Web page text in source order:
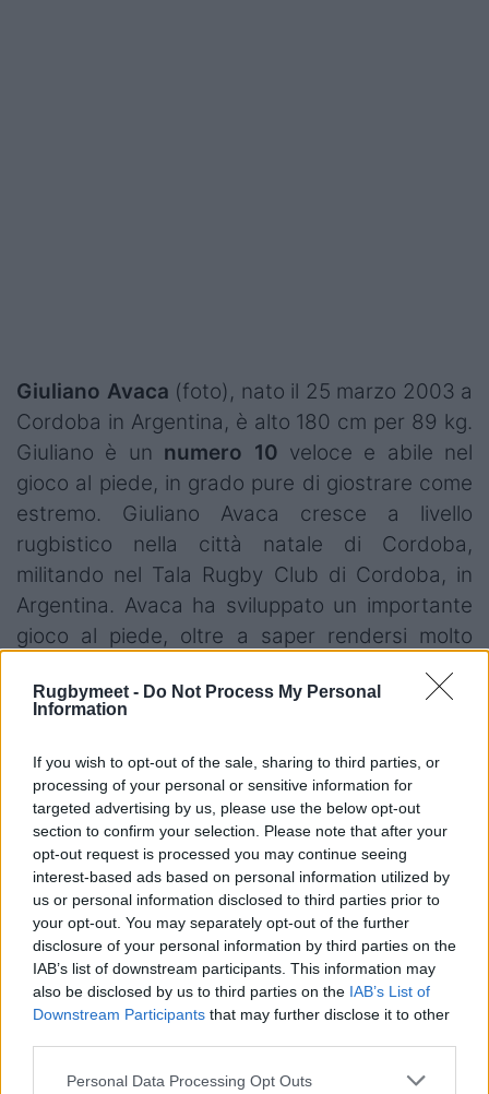
Rugbymeet - Do Not Process My Personal
Information
If you wish to opt-out of the sale, sharing to third parties, or
processing of your personal or sensitive information for
targeted advertising by us, please use the below opt-out
section to confirm your selection. Please note that after your
opt-out request is processed you may continue seeing
interest-based ads based on personal information utilized by
us or personal information disclosed to third parties prior to
your opt-out. You may separately opt-out of the further
disclosure of your personal information by third parties on the
IAB’s list of downstream participants. This information may
also be disclosed by us to third parties on the IAB’s List of
Downstream Participants that may further disclose it to other
Personal Data Processing Opt Outs
Giuliano Avaca (foto), nato il 25 marzo 2003 a
Cordoba in Argentina, è alto 180 cm per 89 kg.
Giuliano è un numero 10 veloce e abile nel
gioco al piede, in grado pure di giostrare come
estremo. Giuliano Avaca cresce a livello
rugbistico nella città natale di Cordoba,
militando nel Tala Rugby Club di Cordoba, in
Argentina. Avaca ha sviluppato un importante
gioco al piede, oltre a saper rendersi molto
stato coinvolto nel tour estivo dei Pumitas
maggio del 2021. Messosi in mostra e preciso
anche dalla piazzola, nell'estate del 2022 entra
nell'Accademia Under 23 dei Leoni. Ha trovato
il debutto con il Benetton Rugby nel dicembre
del 2022, in uno spezzone di gara fuori casa
contro Edimburgo. Da lì si è diviso tra Academy
Players del Benetton Rugby e Mogliano Rugby.
Negli ultimi tre anni Giuliano Avaca ha disputato
30 presenze in Serie A Elite con la formazione